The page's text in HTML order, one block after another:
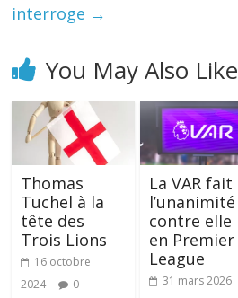
interroge →
You May Also Like
Thomas
Tuchel à la
tête des
Trois Lions
16 octobre
2024
0
La VAR fait
l’unanimité
contre elle
en Premier
League
31 mars 2026